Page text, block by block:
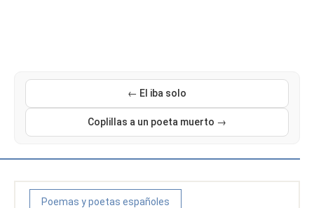
← El iba solo
Coplillas a un poeta muerto →
Poemas y poetas españoles